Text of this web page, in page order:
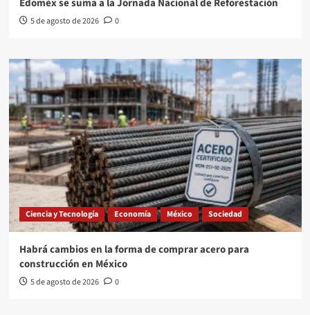
Edoméx se suma a la Jornada Nacional de Reforestación
5 de agosto de 2026 0
Ciencia y Tecnología Economía México Sociedad
Habrá cambios en la forma de comprar acero para
construcción en México
5 de agosto de 2026 0